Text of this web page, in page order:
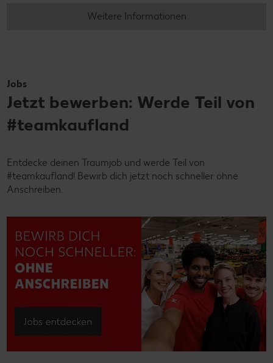
Weitere Informationen
Jobs
Jetzt bewerben: Werde Teil von
#teamkaufland
Entdecke deinen Traumjob und werde Teil von
#teamkaufland! Bewirb dich jetzt noch schneller ohne
Anschreiben.